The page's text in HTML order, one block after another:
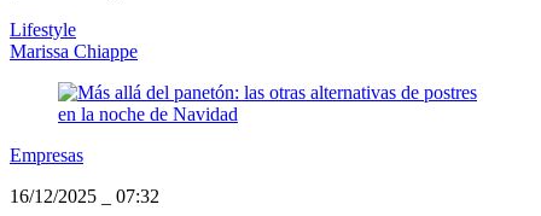
Lifestyle
Marissa Chiappe
Empresas
16/12/2025
07:32